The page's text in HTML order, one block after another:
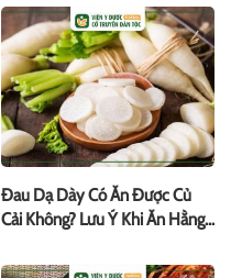
Đau Dạ Dày Có Ăn Được Củ
Cải Không? Lưu Ý Khi Ăn Hằng